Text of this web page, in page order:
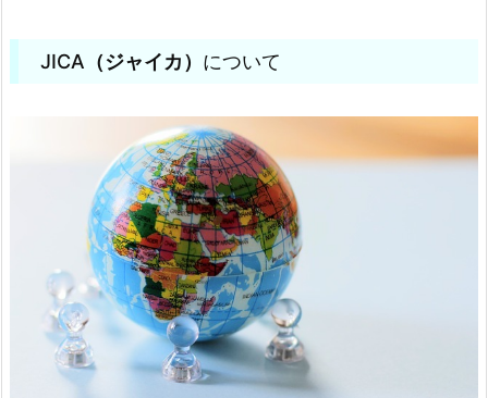
JICA （ジャイカ） について